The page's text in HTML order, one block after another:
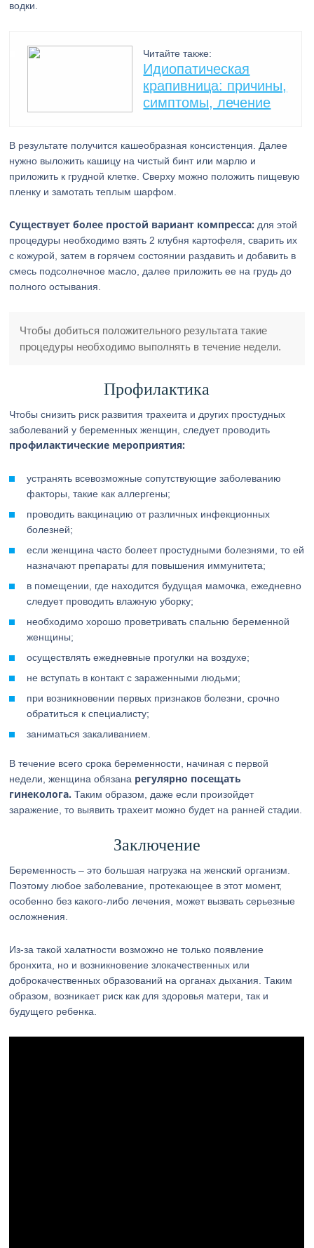
водки.
Читайте также:
Идиопатическая
крапивница: причины,
симптомы, лечение
В результате получится кашеобразная консистенция. Далее
нужно выложить кашицу на чистый бинт или марлю и
приложить к грудной клетке. Сверху можно положить пищевую
пленку и замотать теплым шарфом.
Существует более простой вариант компресса: для этой
процедуры необходимо взять 2 клубня картофеля, сварить их
с кожурой, затем в горячем состоянии раздавить и добавить в
смесь подсолнечное масло, далее приложить ее на грудь до
полного остывания.
Чтобы добиться положительного результата такие
процедуры необходимо выполнять в течение недели.
Профилактика
Чтобы снизить риск развития трахеита и других простудных
заболеваний у беременных женщин, следует проводить
профилактические мероприятия:
устранять всевозможные сопутствующие заболеванию
факторы, такие как аллергены;
проводить вакцинацию от различных инфекционных
болезней;
если женщина часто болеет простудными болезнями, то ей
назначают препараты для повышения иммунитета;
в помещении, где находится будущая мамочка, ежедневно
следует проводить влажную уборку;
необходимо хорошо проветривать спальню беременной
женщины;
осуществлять ежедневные прогулки на воздухе;
не вступать в контакт с зараженными людьми;
при возникновении первых признаков болезни, срочно
обратиться к специалисту;
заниматься закаливанием.
В течение всего срока беременности, начиная с первой
недели, женщина обязана регулярно посещать
гинеколога. Таким образом, даже если произойдет
заражение, то выявить трахеит можно будет на ранней стадии.
Заключение
Беременность – это большая нагрузка на женский организм.
Поэтому любое заболевание, протекающее в этот момент,
особенно без какого-либо лечения, может вызвать серьезные
осложнения.
Из-за такой халатности возможно не только появление
бронхита, но и возникновение злокачественных или
доброкачественных образований на органах дыхания. Таким
образом, возникает риск как для здоровья матери, так и
будущего ребенка.